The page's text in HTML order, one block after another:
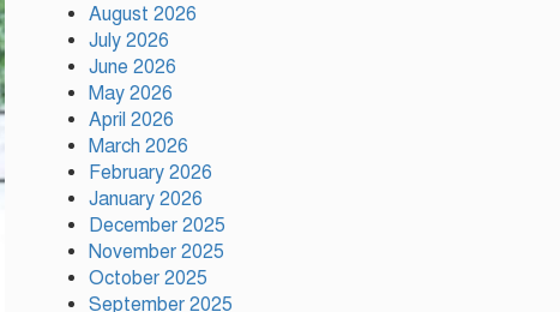
রাজবাড়ীতে স্টার্লিং
August 2026
July 2026
June 2026
May 2026
April 2026
March 2026
February 2026
January 2026
December 2025
November 2025
October 2025
September 2025